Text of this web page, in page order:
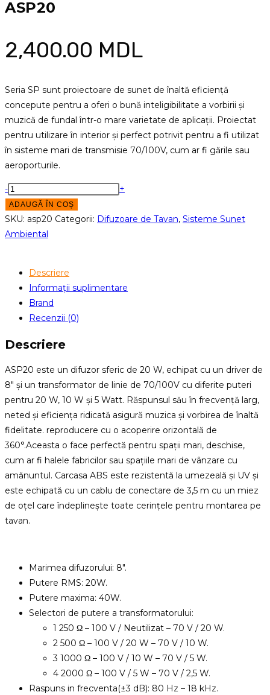
ASP20
2,400.00 MDL
Seria SP sunt proiectoare de sunet de înaltă eficiență
concepute pentru a oferi o bună inteligibilitate a vorbirii și
muzică de fundal într-o mare varietate de aplicații. Proiectat
pentru utilizare în interior și perfect potrivit pentru a fi utilizat
în sisteme mari de transmisie 70/100V, cum ar fi gările sau
aeroporturile.
Cantitate
Boxa
suspendabila
Audac
- +
ADAUGĂ ÎN COȘ
SKU: asp20 Categorii: Difuzoare de Tavan, Sisteme Sunet
Ambiental
Descriere
Informații suplimentare
Brand
Recenzii (0)
Descriere
ASP20 este un difuzor sferic de 20 W, echipat cu un driver de
8″ și un transformator de linie de 70/100V cu diferite puteri
pentru 20 W, 10 W și 5 Watt. Răspunsul său în frecvență larg,
neted și eficiența ridicată asigură muzica și vorbirea de înaltă
fidelitate. reproducere cu o acoperire orizontală de
360°.Aceasta o face perfectă pentru spații mari, deschise,
cum ar fi halele fabricilor sau spațiile mari de vânzare cu
amănuntul. Carcasa ABS este rezistentă la umezeală și UV și
este echipată cu un cablu de conectare de 3,5 m cu un miez
de oțel care îndeplinește toate cerințele pentru montarea pe
tavan.
Marimea difuzorului: 8″.
Putere RMS: 20W.
Putere maxima: 40W.
Selectori de putere a transformatorului:
1 250 Ω – 100 V / Neutilizat – 70 V / 20 W.
2 500 Ω – 100 V / 20 W – 70 V / 10 W.
3 1000 Ω – 100 V / 10 W – 70 V / 5 W.
4 2000 Ω – 100 V / 5 W – 70 V / 2,5 W.
Raspuns in frecventa(±3 dB): 80 Hz – 18 kHz.